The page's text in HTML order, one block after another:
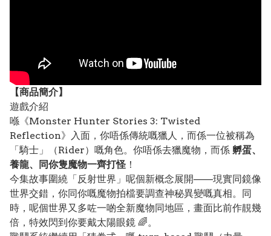
【商品簡介】
遊戲介紹
喺《Monster Hunter Stories 3: Twisted
Reflection》入面，你唔係傳統嘅獵人，而係一位被稱為
「騎士」（Rider）嘅角色。你唔係去獵魔物，而係 孵蛋、
養龍、同你隻魔物一齊打怪 ！
今集故事圍繞「反射世界」呢個新概念展開——現實同鏡像
世界交錯，你同你嘅魔物拍檔要調查神秘異變嘅真相。同
時，呢個世界又多咗一啲全新魔物同地區，畫面比前作靚幾
倍，特效閃到你要戴太陽眼鏡 🌈。